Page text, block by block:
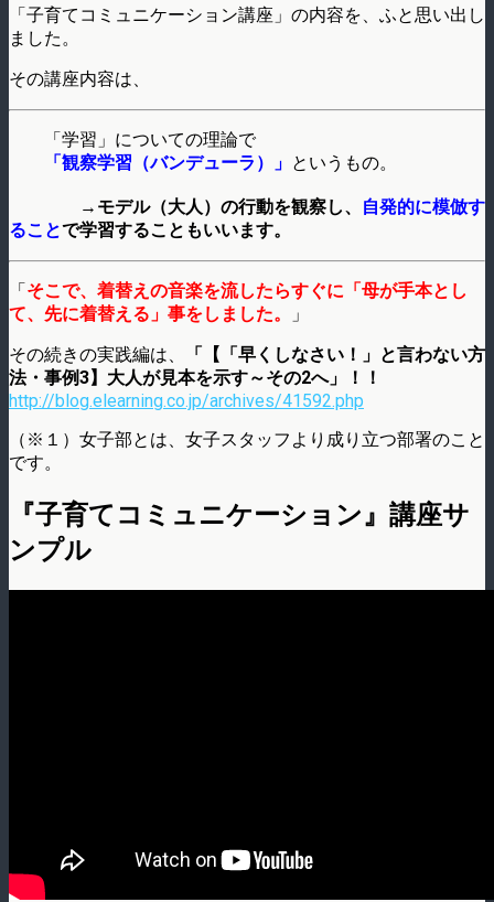
「子育てコミュニケーション講座」の内容を、ふと思い出し
ました。
その講座内容は、
「学習」についての理論で
「観察学習（バンデューラ）」 というもの。
→ モデル（大人）の行動を観察し、
自発的に模倣す
ることで学習することもいいます。
「そこで、着替えの音楽を流したらすぐに「母が手本とし
て、先に着替える」事をしました。
」
その続きの実践編は、
「【「早くしなさい！」と言わない方
法・事例3】大人が見本を示す～その2へ」！！
http://blog.elearning.co.jp/archives/41592.php
（※１）女子部とは、女子スタッフより成り立つ部署のこと
です。
『子育てコミュニケーション』講座サ
ンプル